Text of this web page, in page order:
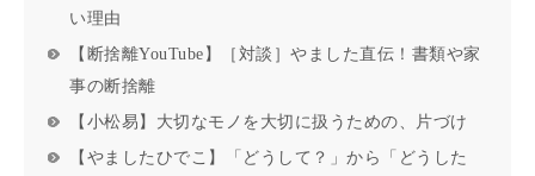
い理由
【断捨離YouTube】［対談］やました直伝！書類や家
事の断捨離
【小松易】大切なモノを大切に扱うための、片づけ
【やましたひでこ】「どうして？」から「どうした